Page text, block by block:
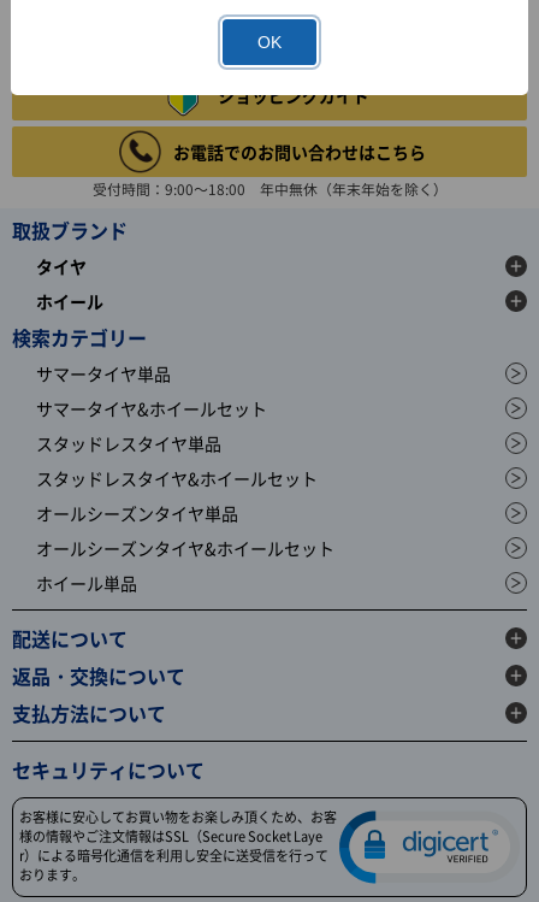
ショッピングガイド
お電話でのお問い合わせはこちら
受付時間：9:00～18:00 年中無休（年末年始を除く）
取扱ブランド
タイヤ
ホイール
検索カテゴリー
サマータイヤ単品
サマータイヤ&ホイールセット
スタッドレスタイヤ単品
スタッドレスタイヤ&ホイールセット
オールシーズンタイヤ単品
オールシーズンタイヤ&ホイールセット
ホイール単品
配送について
返品・交換について
支払方法について
セキュリティについて
お客様に安心してお買い物をお楽しみ頂くため、お客
様の情報やご注文情報はSSL（Secure Socket Laye
r）による暗号化通信を利用し安全に送受信を行って
おります。
OK